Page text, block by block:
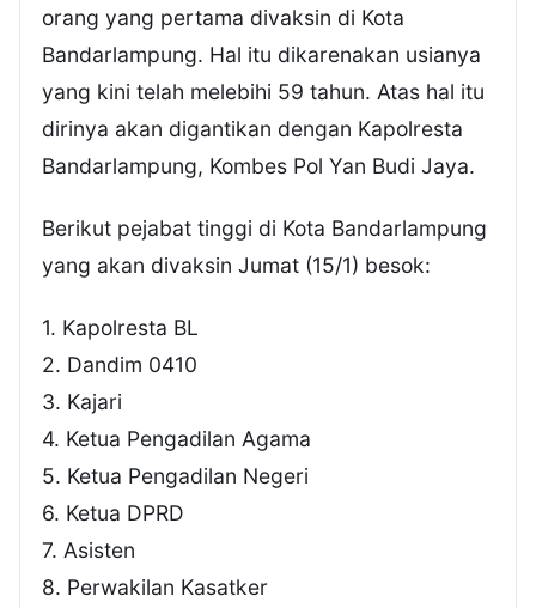
orang yang pertama divaksin di Kota
Bandarlampung. Hal itu dikarenakan usianya
yang kini telah melebihi 59 tahun. Atas hal itu
dirinya akan digantikan dengan Kapolresta
Bandarlampung, Kombes Pol Yan Budi Jaya.
Berikut pejabat tinggi di Kota Bandarlampung
yang akan divaksin Jumat (15/1) besok:
1. Kapolresta BL
2. Dandim 0410
3. Kajari
4. Ketua Pengadilan Agama
5. Ketua Pengadilan Negeri
6. Ketua DPRD
7. Asisten
8. Perwakilan Kasatker